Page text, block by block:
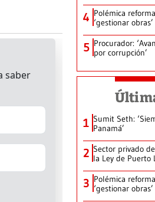
4 Polémica
‘gestionar
5 Procurador:
por corrupción’
1 Sumit Seth:
Panamá’
2 Sector privado
la Ley de Puerto
3 Polémica
‘gestionar